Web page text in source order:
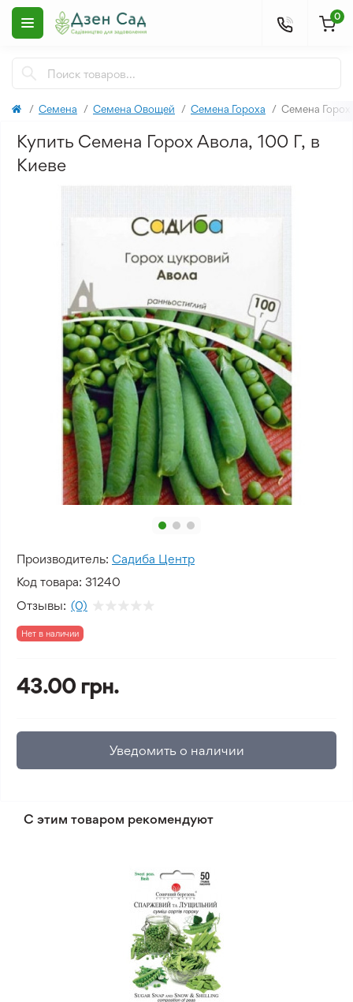
0
Семена Семена Овощей Семена Гороха Семена Горох
Купить Семена Горох Авола, 100 Г, в
Киеве
Производитель: Садиба Центр
Код товара: 31240
Отзывы: (0)
Нет в наличии
43.00 грн.
Уведомить о наличии
С этим товаром рекомендуют